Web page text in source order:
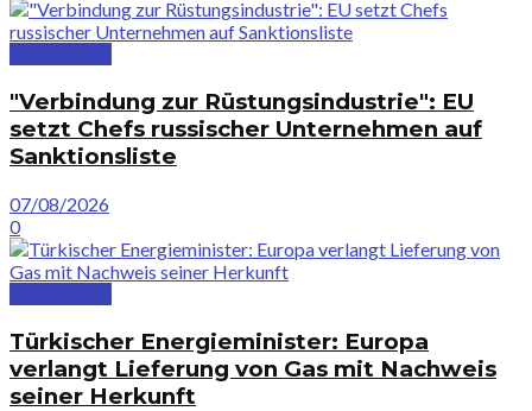
"Verbindung zur Rüstungsindustrie": EU
setzt Chefs russischer Unternehmen auf
Sanktionsliste
07/08/2026
0
Türkischer Energieminister: Europa
verlangt Lieferung von Gas mit Nachweis
seiner Herkunft